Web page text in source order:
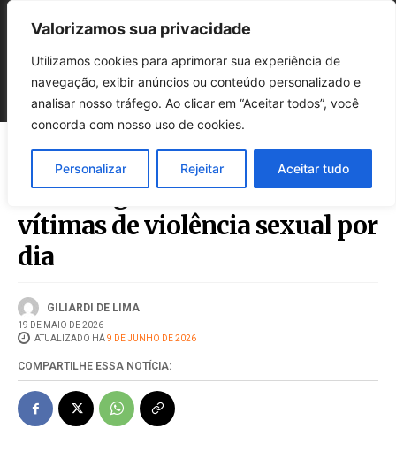
Valorizamos sua privacidade
Utilizamos cookies para aprimorar sua experiência de
navegação, exibir anúncios ou conteúdo personalizado e
analisar nosso tráfego. Ao clicar em “Aceitar todos”, você
concorda com nosso uso de cookies.
Personalizar Rejeitar Aceitar tudo
Brasil registra 64 meninas
vítimas de violência sexual por
dia
GILIARDI DE LIMA
19 DE MAIO DE 2026
ATUALIZADO HÁ9 DE JUNHO DE 2026
COMPARTILHE ESSA NOTÍCIA: